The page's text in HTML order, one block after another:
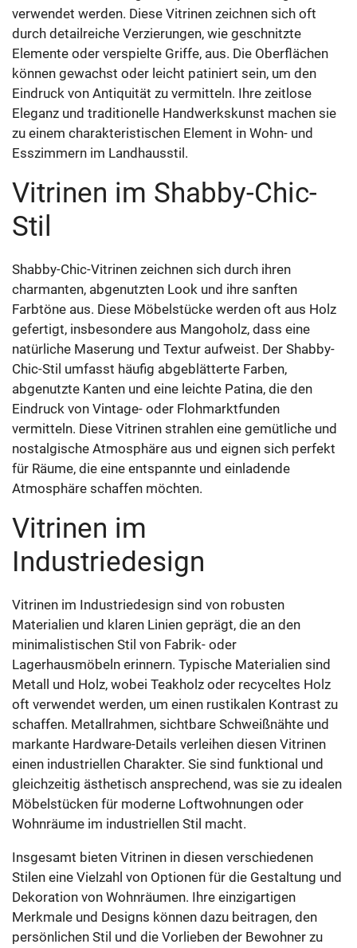
verwendet werden. Diese Vitrinen zeichnen sich oft
durch detailreiche Verzierungen, wie geschnitzte
Elemente oder verspielte Griffe, aus. Die Oberflächen
können gewachst oder leicht patiniert sein, um den
Eindruck von Antiquität zu vermitteln. Ihre zeitlose
Eleganz und traditionelle Handwerkskunst machen sie
zu einem charakteristischen Element in Wohn- und
Esszimmern im Landhausstil.
Vitrinen im Shabby-Chic-
Stil
Shabby-Chic-Vitrinen zeichnen sich durch ihren
charmanten, abgenutzten Look und ihre sanften
Farbtöne aus. Diese Möbelstücke werden oft aus Holz
gefertigt, insbesondere aus Mangoholz, dass eine
natürliche Maserung und Textur aufweist. Der Shabby-
Chic-Stil umfasst häufig abgeblätterte Farben,
abgenutzte Kanten und eine leichte Patina, die den
Eindruck von Vintage- oder Flohmarktfunden
vermitteln. Diese Vitrinen strahlen eine gemütliche und
nostalgische Atmosphäre aus und eignen sich perfekt
für Räume, die eine entspannte und einladende
Atmosphäre schaffen möchten.
Vitrinen im
Industriedesign
Vitrinen im Industriedesign sind von robusten
Materialien und klaren Linien geprägt, die an den
minimalistischen Stil von Fabrik- oder
Lagerhausmöbeln erinnern. Typische Materialien sind
Metall und Holz, wobei Teakholz oder recyceltes Holz
oft verwendet werden, um einen rustikalen Kontrast zu
schaffen. Metallrahmen, sichtbare Schweißnähte und
markante Hardware-Details verleihen diesen Vitrinen
einen industriellen Charakter. Sie sind funktional und
gleichzeitig ästhetisch ansprechend, was sie zu idealen
Möbelstücken für moderne Loftwohnungen oder
Wohnräume im industriellen Stil macht.
Insgesamt bieten Vitrinen in diesen verschiedenen
Stilen eine Vielzahl von Optionen für die Gestaltung und
Dekoration von Wohnräumen. Ihre einzigartigen
Merkmale und Designs können dazu beitragen, den
persönlichen Stil und die Vorlieben der Bewohner zu